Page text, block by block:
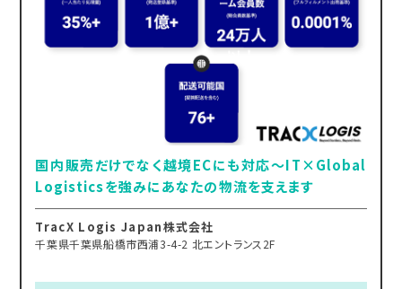
国内販売だけでなく越境ECにも対応～IT×Global
Logisticsを強みにあなたの物流を支えます
TracX Logis Japan株式会社
千葉県千葉県船橋市西浦3-4-2 北エントランス2F